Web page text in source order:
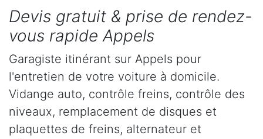
Devis gratuit & prise de rendez-
vous rapide Appels
Garagiste itinérant sur Appels pour
l'entretien de votre voiture à domicile.
Vidange auto, contrôle freins, contrôle des
niveaux, remplacement de disques et
plaquettes de freins, alternateur et